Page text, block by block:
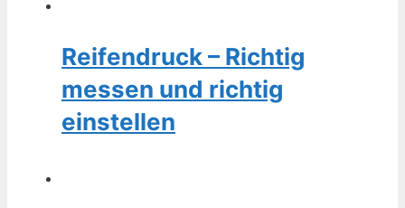
Reifendruck – Richtig
messen und richtig
einstellen